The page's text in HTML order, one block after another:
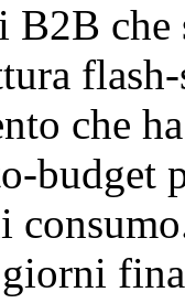
che
che
budget